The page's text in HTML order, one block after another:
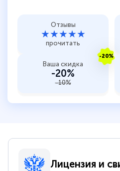
Отзывы
★★★★★
прочитать
-20%
Ваша скидка
-20%
-10%
Лицензия и